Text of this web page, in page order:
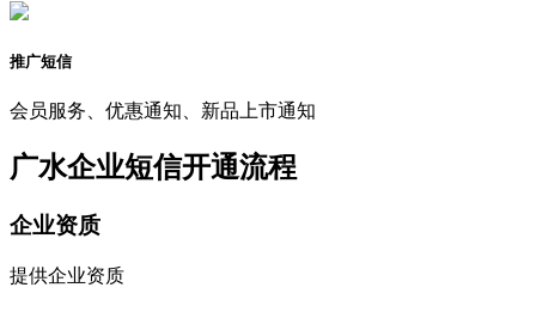
推广短信
会员服务、优惠通知、新品上市通知
广水企业短信开通流程
企业资质
提供企业资质